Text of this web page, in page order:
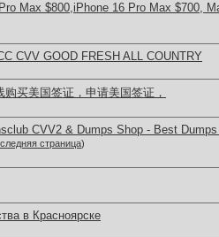
Max $800,iPhone 16 Pro Max $700,
CVV GOOD FRESH ALL COUNTRY
买美国签证，申请美国签证，
CVV2 & Dumps Shop - Best
страница)
в Красноярске